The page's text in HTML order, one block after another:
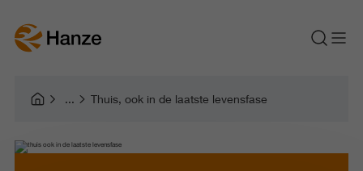
Thuis, ook in de laatste levensfase